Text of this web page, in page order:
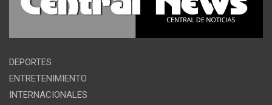
DEPORTES
ENTRETENIMIENTO
INTERNACIONALES